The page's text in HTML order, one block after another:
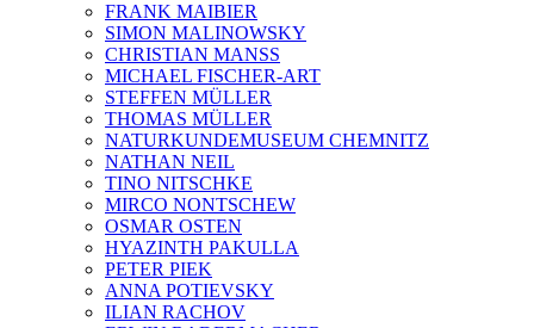
FRANK MAIBIER
SIMON MALINOWSKY
CHRISTIAN MANSS
MICHAEL FISCHER-ART
STEFFEN MÜLLER
THOMAS MÜLLER
NATURKUNDEMUSEUM CHEMNITZ
NATHAN NEIL
TINO NITSCHKE
MIRCO NONTSCHEW
OSMAR OSTEN
HYAZINTH PAKULLA
PETER PIEK
ANNA POTIEVSKY
ILIAN RACHOV